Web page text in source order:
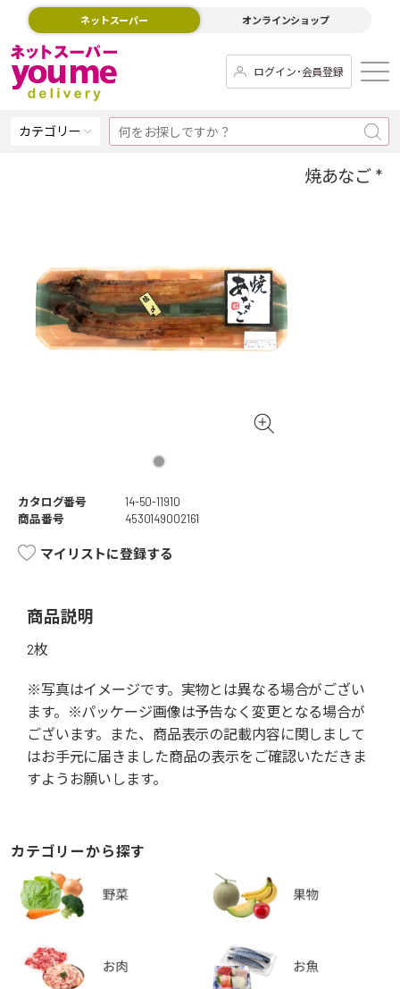
ネットスーパー オンラインショップ
ログイン･会員登録
カテゴリー
焼あなご *
カタログ番号
14-50-11910
商品番号
4530149002161
マイリストに登録する
商品説明
2枚
※写真はイメージです。実物とは異なる場合がござい
ます。※パッケージ画像は予告なく変更となる場合が
ございます。また、商品表示の記載内容に関しまして
はお手元に届きました商品の表示をご確認いただきま
すようお願いします。
カテゴリーから探す